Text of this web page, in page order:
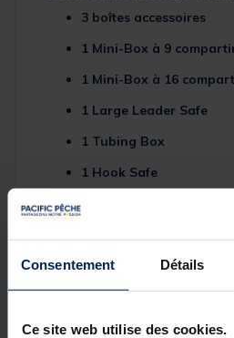
Consentement Détails
Ce site web utilise des cookies.
3 boîtes accessoires
1 Mini-Box à 9
1 Mini-Box à 16
1 Large Leader Safe
1 Tubing Box
1 Hook Safe
Détails
fermeture transparente pour
Rig Board intégré: stockage